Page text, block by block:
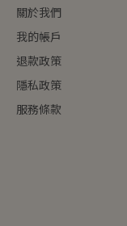
關於我們
我的帳戶
退款政策
隱私政策
服務條款